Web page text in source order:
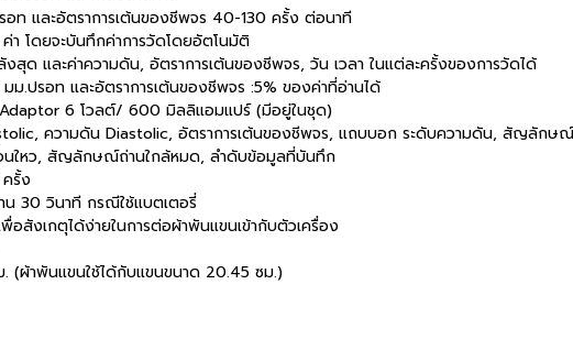
ท และอัตราการเต้นของชีพจร 40-130 ครั้ง ต่อนาที
า โดยจะบันทึกค่าการวัดโดยอัตโนมัติ
สุด และค่าความดัน, อัตราการเต้นของชีพจร, วัน เวลา ในแต่ละครั้งของการวัดได้
ม.ปรอท และอัตราการเต้นของชีพจร :5% ของค่าที่อ่านได้
6 โวลต์/ 600 มิลลิแอมแปร์ (มีอยู่ในชุด)
ความดัน Diastolic, อัตราการเต้นของชีพจร, แถบบอก ระดับความดัน, สัญลัก
ใหว, สัญลักษณ์ถ่านใกล้หมด, ลำดับข้อมูลที่บันทึก
รั้ง
น 30 วินาที กรณีใช้แบตเตอรี่
สังเกตุได้ง่ายในการต่อผ้าพันแขนเข้ากับตัวเครื่อง
(ผ้าพันแขนใช้ได้กับแขนขนาด 20.45 ซม.)